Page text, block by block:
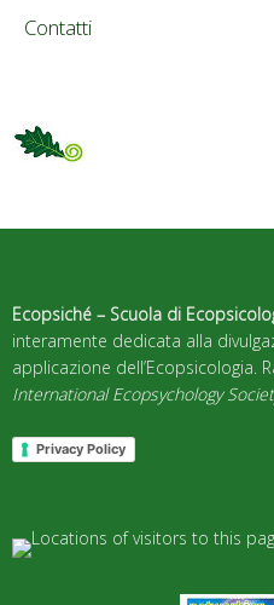
Contatti
Ecopsiché – Scuola di
interamente dedicata alla
applicazione dell’Ecopsicologia.
International Ecopsychology
Privacy Policy